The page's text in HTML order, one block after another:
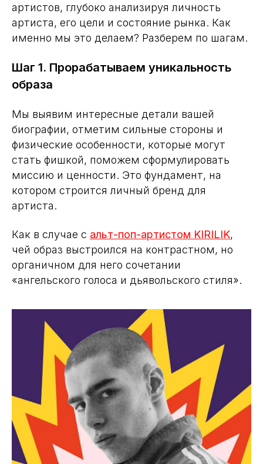
артистов, глубоко анализируя личность
артиста, его цели и состояние рынка. Как
именно мы это делаем? Разберем по шагам.
Шаг 1. Прорабатываем уникальность
образа
Мы выявим интересные детали вашей
биографии, отметим сильные стороны и
физические особенности, которые могут
стать фишкой, поможем сформулировать
миссию и ценности. Это фундамент, на
котором строится личный бренд для
артиста.
Как в случае с альт-поп-артистом KIRILIK,
чей образ выстроился на контрастном, но
органичном для него сочетании
«ангельского голоса и дьявольского стиля».